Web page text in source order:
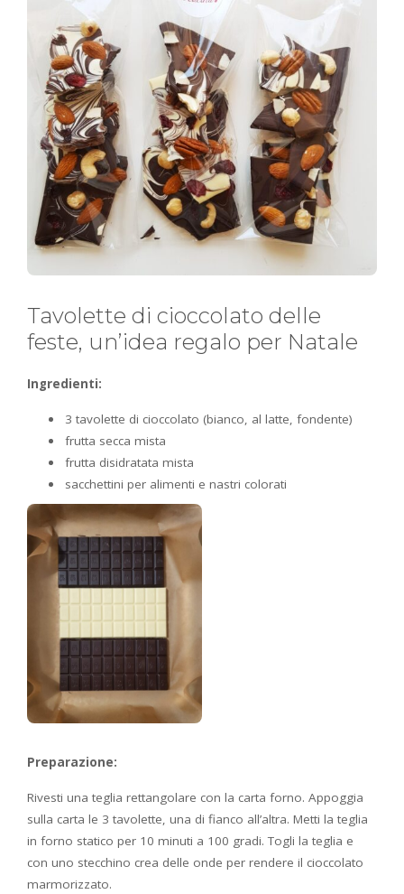
Tavolette di cioccolato delle
feste, un’idea regalo per Natale
Ingredienti:
3 tavolette di cioccolato (bianco, al latte, fondente)
frutta secca mista
frutta disidratata mista
sacchettini per alimenti e nastri colorati
Preparazione:
Rivesti una teglia rettangolare con la carta forno. Appoggia
sulla carta le 3 tavolette, una di fianco all’altra. Metti la teglia
in forno statico per 10 minuti a 100 gradi. Togli la teglia e
con uno stecchino crea delle onde per rendere il cioccolato
marmorizzato.